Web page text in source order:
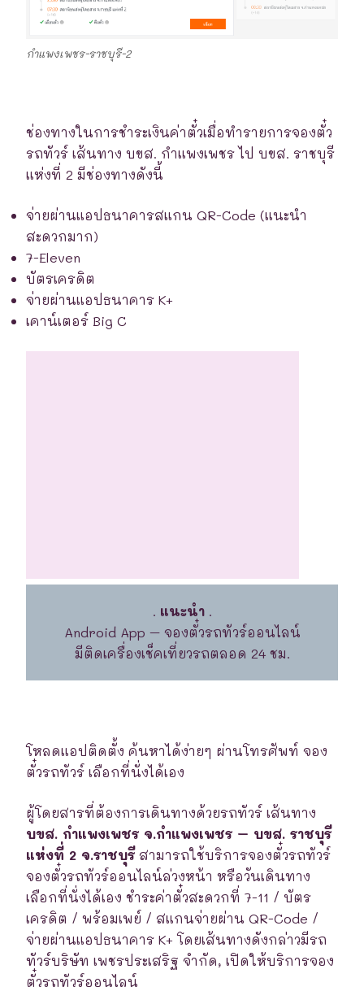
กำแพงเพชร-ราชบุรี-2
ช่องทางในการชำระเงินค่าตั๋วเมื่อทำรายการจองตั๋ว
รถทัวร์ เส้นทาง บขส. กำแพงเพชร ไป บขส. ราชบุรี
แห่งที่ 2 มีช่องทางดังนี้
จ่ายผ่านแอปธนาคารสแกน QR-Code (แนะนำ
สะดวกมาก)
7-Eleven
บัตรเครดิต
จ่ายผ่านแอปธนาคาร K+
เคาน์เตอร์ Big C
. แนะนำ.
Android App – จองตั๋วรถทัวร์ออนไลน์
มีติดเครื่องเช็คเที่ยวรถตลอด 24 ชม.
โหลดแอปติดตั้ง ค้นหาได้ง่ายๆ ผ่านโทรศัพท์ จอง
ตั๋วรถทัวร์ เลือกที่นั่งได้เอง
ผู้โดยสารที่ต้องการเดินทางด้วยรถทัวร์ เส้นทาง
บขส. กำแพงเพชร จ.กำแพงเพชร – บขส. ราชบุรี
แห่งที่ 2 จ.ราชบุรีสามารถใช้บริการจองตั๋วรถทัวร์
จองตั๋วรถทัวร์ออนไลน์ล่วงหน้า หรือวันเดินทาง
เลือกที่นั่งได้เอง ชำระค่าตั๋วสะดวกที่ 7-11 / บัตร
เครดิต / พร้อมเพย์ / สแกนจ่ายผ่าน QR-Code /
จ่ายผ่านแอปธนาคาร K+ โดยเส้นทางดังกล่าวมีรถ
ทัวร์บริษัท เพชรประเสริฐ จำกัด, เปิดให้บริการจอง
ตั๋วรถทัวร์ออนไลน์